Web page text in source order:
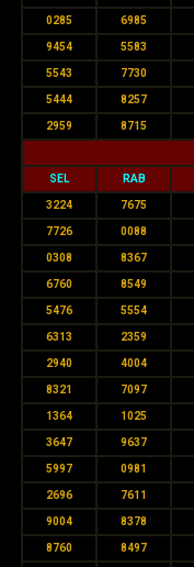
0285 6985
9454 5583
5543 7730
5444 8257
2959 8715
SEL RAB
3224 7675
7726 0088
0308 8367
6760 8549
5476 5554
6313 2359
2940 4004
8321 7097
1364 1025
3647 9637
5997 0981
2696 7611
9004 8378
8760 8497